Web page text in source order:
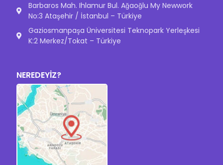
Barbaros Mah. Ihlamur Bul. Ağaoğlu My Newwork
No:3 Ataşehir / İstanbul – Türkiye
Gaziosmanpaşa Üniversitesi Teknopark Yerleşkesi
K:2 Merkez/Tokat – Türkiye
NEREDEYİZ?